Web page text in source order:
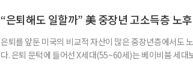
에서도 월배당 커버드콜 ETF는 은퇴자와 은퇴를 앞둔 이
“은퇴해도 일할까” 美 중장년 고소득층 노
은퇴를 앞둔 미국의 비교적 자산이 많은 중장년층에서도
다. 은퇴 문턱에 들어선 X세대(55~60세)는 베이비붐 세